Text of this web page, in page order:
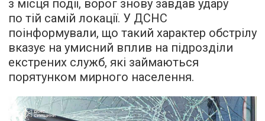
з місця події, ворог знову завдав удару
по тій самій локації. У ДСНС
поінформували, що такий характер обстрілу
вказує на умисний вплив на підрозділи
екстрених служб, які займаються
порятунком мирного населення.